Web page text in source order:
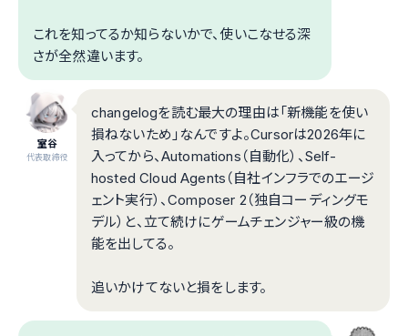
これを知ってるか知らないかで、使いこなせる深
さが全然違います。
室谷
代表取締役
changelogを読む最大の理由は「新機能を使い
損ねないため」なんですよ。Cursorは2026年に
入ってから、Automations（自動化）、Self-
hosted Cloud Agents（自社インフラでのエージ
ェント実行）、Composer 2（独自コーディングモ
デル）と、立て続けにゲームチェンジャー級の機
能を出してる。
追いかけてないと損をします。